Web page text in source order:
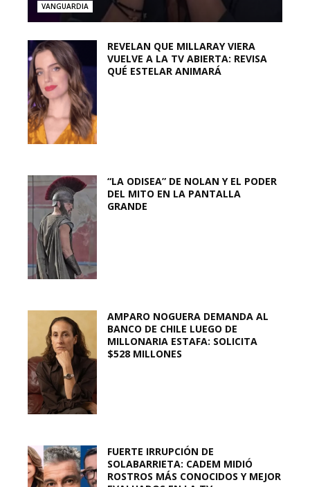
VANGUARDIA
REVELAN QUE MILLARAY VIERA
VUELVE A LA TV ABIERTA: REVISA
QUÉ ESTELAR ANIMARÁ
“LA ODISEA” DE NOLAN Y EL PODER
DEL MITO EN LA PANTALLA
GRANDE
AMPARO NOGUERA DEMANDA AL
BANCO DE CHILE LUEGO DE
MILLONARIA ESTAFA: SOLICITA
$528 MILLONES
FUERTE IRRUPCIÓN DE
SOLABARRIETA: CADEM MIDIÓ
ROSTROS MÁS CONOCIDOS Y MEJOR